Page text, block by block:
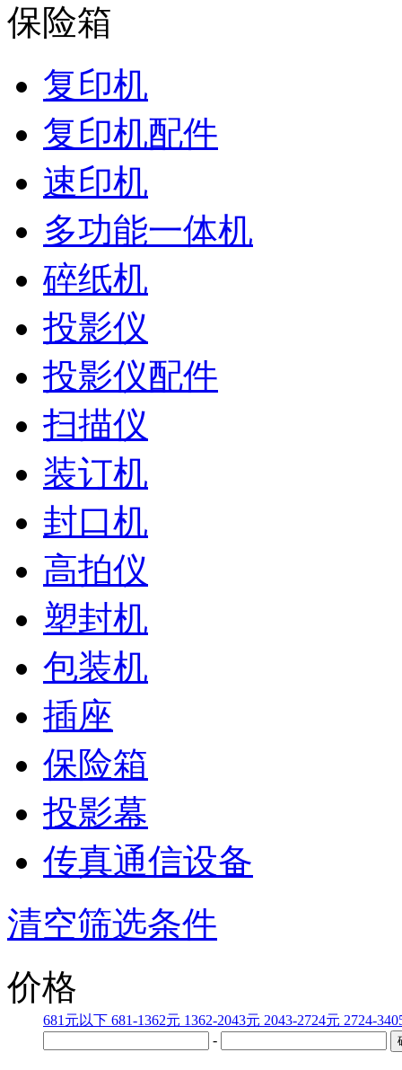
保险箱
复印机
复印机配件
速印机
多功能一体机
碎纸机
投影仪
投影仪配件
扫描仪
装订机
封口机
高拍仪
塑封机
包装机
插座
保险箱
投影幕
传真通信设备
清空筛选条件
价格
681元以下 681-1362元 1362-2043元 2043-2724元 2724-
-